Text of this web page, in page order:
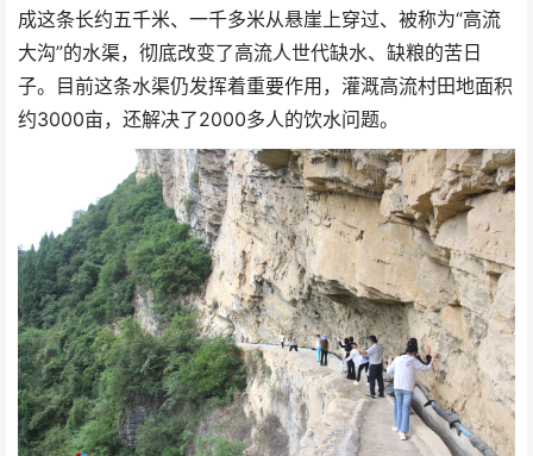
成这条长约五千米、一千多米从悬崖上穿过、被称为“高流
大沟”的水渠，彻底改变了高流人世代缺水、缺粮的苦日
子。目前这条水渠仍发挥着重要作用，灌溉高流村田地面积
约3000亩，还解决了2000多人的饮水问题。